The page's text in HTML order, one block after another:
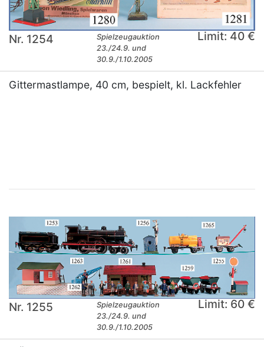
Nr. 1254
Spielzeugauktion
23./24.9. und
30.9./1.10.2005
Limit: 40 €
Gittermastlampe, 40 cm, bespielt, kl. Lackfehler
Nr. 1255
Spielzeugauktion
23./24.9. und
30.9./1.10.2005
Limit: 60 €